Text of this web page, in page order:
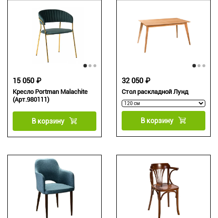
Кресло Portman Malachite
(Арт.980111)
15 050 ₽
В корзину
Стол раскладной Лунд
32 050 ₽
В корзину